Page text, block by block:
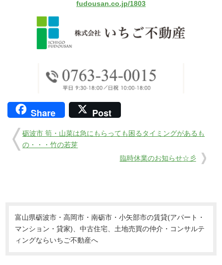
fudousan.co.jp/1803
Share Post
砺波市 筍・山菜は急にもらっても困るタイミングがあるも
の・・・竹の若芽
臨時休業のお知らせ☆彡
富山県砺波市・高岡市・南砺市・小矢部市の賃貸(アパート・
マンション・貸家)、中古住宅、土地売買の仲介・コンサルテ
ィングならいちご不動産へ